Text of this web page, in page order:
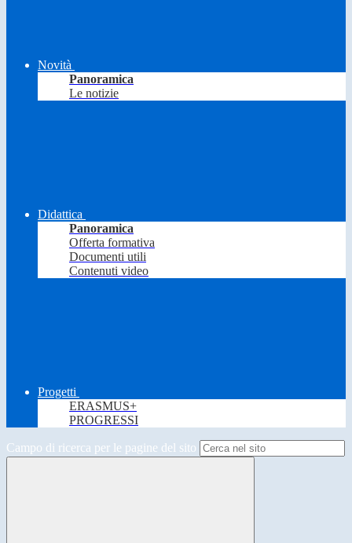
Novità
Panoramica
Le notizie
Didattica
Panoramica
Offerta formativa
Documenti utili
Contenuti video
Progetti
ERASMUS+
PROGRESSI
Campo di ricerca per le pagine del sito